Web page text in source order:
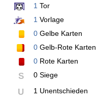
1 Tor
1 Vorlage
0 Gelbe Karten
0 Gelb-Rote Karten
0 Rote Karten
S 0 Siege
U 1 Unentschieden